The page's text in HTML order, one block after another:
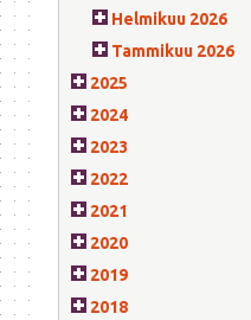
Helmikuu 2026
Tammikuu 2026
2025
2024
2023
2022
2021
2020
2019
2018